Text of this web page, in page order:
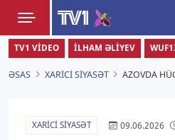
TV1
Zamanı bizimlə
TV1 VIDEO İLHAM ƏLIYEV
ƏSAS XARICI SIYASƏT AZOVDA
XARICI SIYASƏT 09.06.2026